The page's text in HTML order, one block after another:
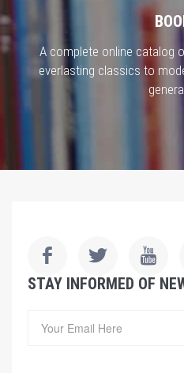
A complete online catalog
everlasting classics to
STAY INFORMED OF